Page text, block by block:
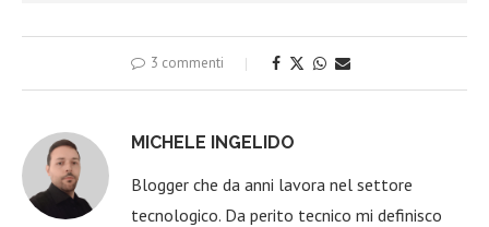
3 commenti
MICHELE INGELIDO
Blogger che da anni lavora nel settore
tecnologico. Da perito tecnico mi definisco